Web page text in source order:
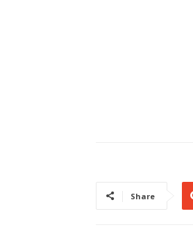
Share